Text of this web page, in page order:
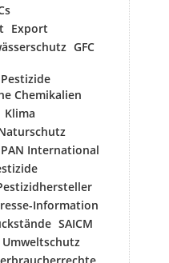
Export
GFC
Chemikalien
Klima
PAN International
Information
SAICM
Umweltschutz